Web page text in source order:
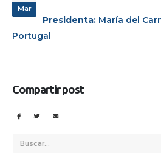
Mar
Presidenta: María del
Portugal
Compartir post